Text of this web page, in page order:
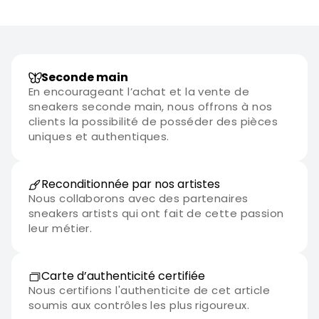
Seconde main
En encourageant l’achat et la vente de
sneakers seconde main, nous offrons à nos
clients la possibilité de posséder des pièces
uniques et authentiques.
Reconditionnée par nos artistes
Nous collaborons avec des partenaires
sneakers artists qui ont fait de cette passion
leur métier.
Carte d’authenticité certifiée
Nous certifions l'authenticite de cet article
soumis aux contrôles les plus rigoureux.